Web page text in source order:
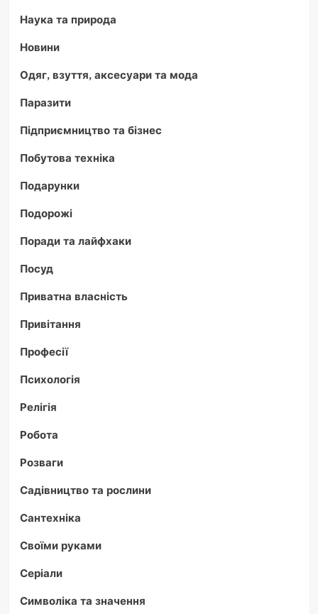
Наука та природа
Новини
Одяг, взуття, аксесуари та мода
Паразити
Підприємництво та бізнес
Побутова техніка
Подарунки
Подорожі
Поради та лайфхаки
Посуд
Приватна власність
Привітання
Професії
Психологія
Релігія
Робота
Розваги
Садівництво та рослини
Сантехніка
Своїми руками
Серіали
Символіка та значення